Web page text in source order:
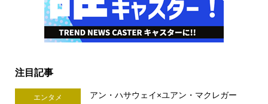
注目記事
エンタメ
アン・ハサウェイ×ユアン・マクレガー